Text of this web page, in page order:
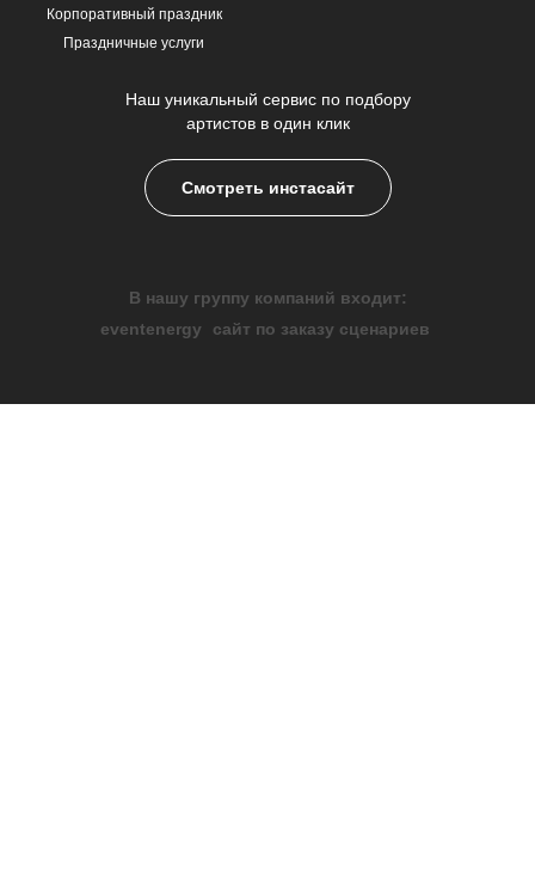
Корпоративный праздник
Праздничные услуги
Наш уникальный сервис по подбору
артистов в один клик
Смотреть инстасайт
В нашу группу компаний входит:
eventenergy
сайт по заказу сценариев